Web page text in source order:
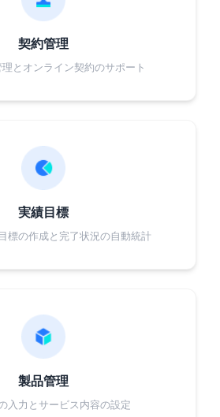
契約管理
とオンライン契約のサポート
実績目標
標の作成と完了状況の自動統計
製品管理
入力とサービス内容の設定